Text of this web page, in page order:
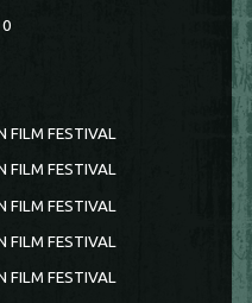
FILM FESTIVAL
FILM FESTIVAL
FILM FESTIVAL
FILM FESTIVAL
FILM FESTIVAL